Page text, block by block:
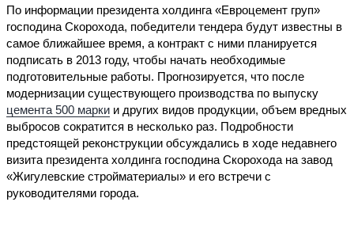
По информации президента холдинга «Евроцемент груп»
господина Скорохода, победители тендера будут известны в
самое ближайшее время, а контракт с ними планируется
подписать в 2013 году, чтобы начать необходимые
подготовительные работы. Прогнозируется, что после
модернизации существующего производства по выпуску
цемента 500 марки и других видов продукции, объем вредных
выбросов сократится в несколько раз. Подробности
предстоящей реконструкции обсуждались в ходе недавнего
визита президента холдинга господина Скорохода на завод
«Жигулевские стройматериалы» и его встречи с
руководителями города.